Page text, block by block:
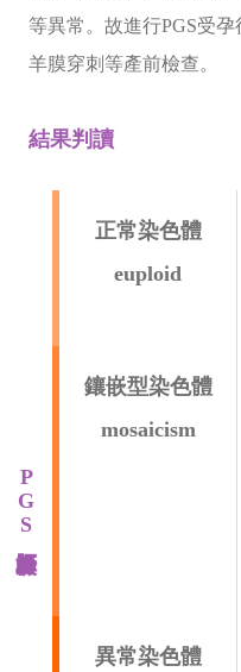
等異常。故進行PGS受
羊膜穿刺等產前檢查。
結果判讀
PGS囊胚篩檢
正常染色體
euploid
鑲嵌型染色體
mosaicism
異常染色體